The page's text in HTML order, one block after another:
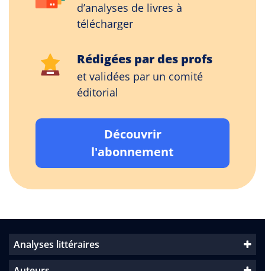
d’analyses de livres à
télécharger
Rédigées par des profs
et validées par un comité
éditorial
Découvrir
l'abonnement
Analyses littéraires